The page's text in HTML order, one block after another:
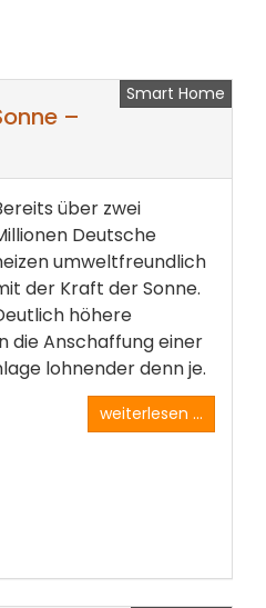
Smart Home
–
über zwei
Deutsche
umweltfreundlich
der Kraft der Sonne.
höhere
die Anschaffung einer
lohnender denn je.
weiterlesen ...